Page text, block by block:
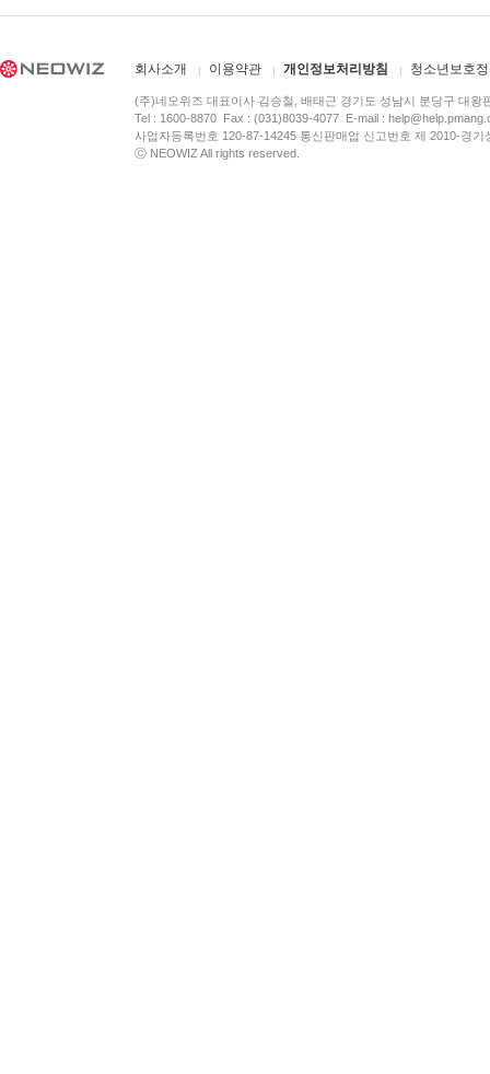
회사소개 이용약관 개인정보처리방침 청소년보호
(주)네오위즈 대표이사 김승철, 배태근 경기도 성남시 분당구 대왕
Tel : 1600-8870 Fax : (031)8039-4077 E-mail :
사업자등록번호 120-87-14245 통신판매업 신고번호 제 2010-경
ⓒ NEOWIZ All rights reserved.